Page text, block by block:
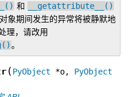
和
__getattribute__()
对象期间发生的异常将被静默地
理，请改用
。
(PyObject *o, PyObject